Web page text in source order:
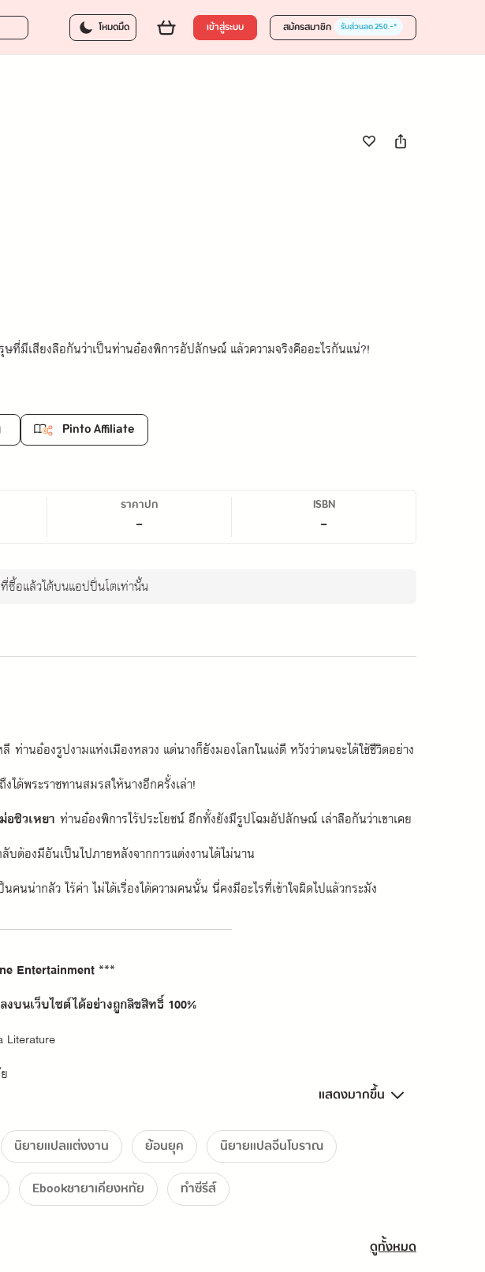
โหมดมืด เข้าสู่ระบบ สมัครสมาชิก รับส่วนลด 250.-*
179.00 บาทส่งของขวัญ ใส่ตะกร้า ซื้อเลย
ที่มีเสียงลือกันว่าเป็นท่านอ๋องพิการอัปลักษณ์ แล้วความจริงคืออะไรกันแน่?!
Pinto Affiliate
ราคาปก
-
ISBN
-
ซื้อแล้วได้บนแอปปิ่นโตเท่านั้น
านอ๋องรูปงามแห่งเมืองหลวง แต่นางก็ยังมองโลกในแง่ดี หวังว่าตนจะได้ใช้ชีวิตอย่าง
ด้พระราชทานสมรสให้นางอีกครั้งเล่า!
ม่อซิวเหยา ท่านอ๋องพิการไร้ประโยชน์ อีกทั้งยังมีรูปโฉมอัปลักษณ์ เล่าลือกันว่าเขาเคย
บต้องมีอันเป็นไปภายหลังจากการแต่งงานได้ไม่นาน
น่ากลัว ไร้ค่า ไม่ได้เรื่องได้ความคนนั้น นี่คงมีอะไรที่เข้าใจผิดไปแล้วกระมัง
Entertainment ***
บนเว็บไซต์ได้อย่างถูกลิขสิทธิ์ 100%
Literature
แสดงมากขึ้น
นิยายแปลแต่งงาน ย้อนยุค
นิยายแปลจีนโบราณ
Ebookชายาเคียงหทัย ทำซีรีส์
ดูทั้งหมด